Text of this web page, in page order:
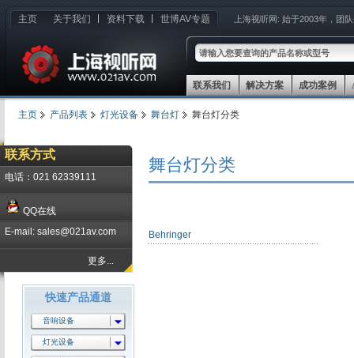
主页 关于我们 资料下载 世博AV专题 上海视听网: 始于2003年，团
联系我们 解决方案 成功案例
主页 产品列表 灯光设备 舞台灯 舞台灯分类
联系方式
电话：021 62339111
QQ在线
E-mail: sales@021av.com
更多...
快速产品通道
音响设备
灯光设备
舞台灯分类
Behringer